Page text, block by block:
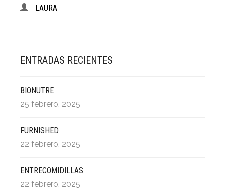
LAURA
ENTRADAS RECIENTES
BIONUTRE
25 febrero, 2025
FURNISHED
22 febrero, 2025
ENTRECOMIDILLAS
22 febrero, 2025